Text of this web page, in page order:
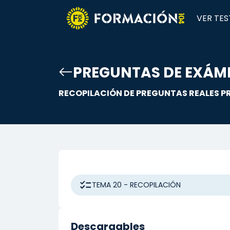
VER
PREGUNTAS DE
RECOPILACIÓN DE PREGUNTAS REALES
TEMA 20 - RECOPILACIÓN
Descargables